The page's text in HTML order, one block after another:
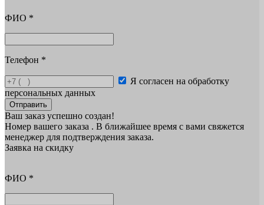
ФИО *
Телефон *
Я согласен на обработку
персональных данных
Отправить
Ваш заказ успешно создан!
Номер вашего заказа . В ближайшее время с вами свяжется
менеджер для подтверждения заказа.
Заявка на скидку
ФИО *